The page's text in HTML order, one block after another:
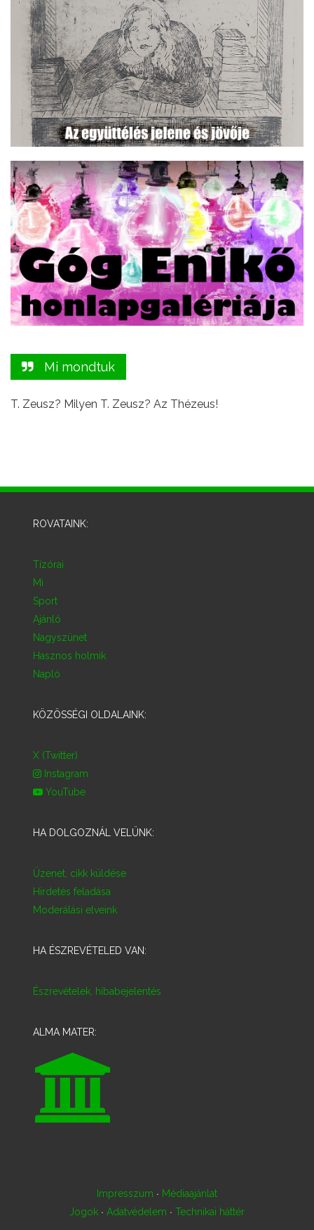
Mi mondtuk
T. Zeusz? Milyen T. Zeusz? Az Thézeus!
ROVATAINK:
Tízórai
Mi
Sport
Ajánló
Nagyszünet
Hasznos holmik
Napló
KÖZÖSSÉGI OLDALAINK:
X (Twitter)
Instagram
YouTube
HA DOLGOZNÁL VELÜNK:
Üzenet, cikk küldése
Hirdetés feladása
Moderálási elveink
HA ÉSZREVÉTELED VAN:
Észrevételek, hibabejelentés
ALMA MATER:
Impresszum · Médiaajánlat
Jogok · Adatvédelem · Technikai háttér